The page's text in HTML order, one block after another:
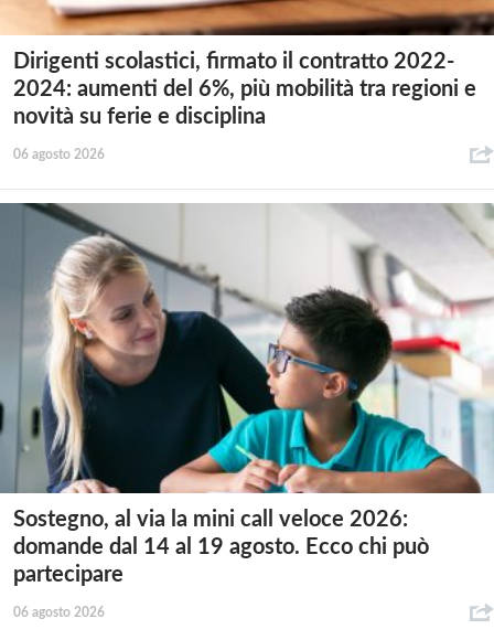
Dirigenti scolastici, firmato il contratto 2022-
2024: aumenti del 6%, più mobilità tra regioni e
novità su ferie e disciplina
06 agosto 2026
Sostegno, al via la mini call veloce 2026:
domande dal 14 al 19 agosto. Ecco chi può
partecipare
06 agosto 2026